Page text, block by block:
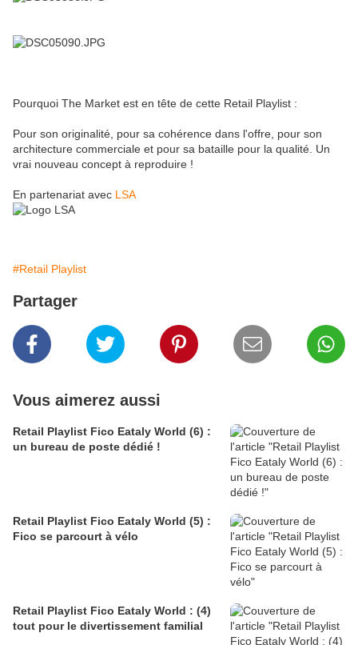
Pourquoi The Market est en tête de cette Retail Playlist :
Pour son originalité, pour sa cohérence dans l'offre, pour son
architecture commerciale et pour sa bataille pour la qualité. Un
vrai nouveau concept à reproduire !
En partenariat avec LSA
#Retail Playlist
Partager
Vous aimerez aussi
Retail Playlist Fico Eataly World (6) :
un bureau de poste dédié !
Retail Playlist Fico Eataly World (5) :
Fico se parcourt à vélo
Retail Playlist Fico Eataly World : (4)
tout pour le divertissement familial